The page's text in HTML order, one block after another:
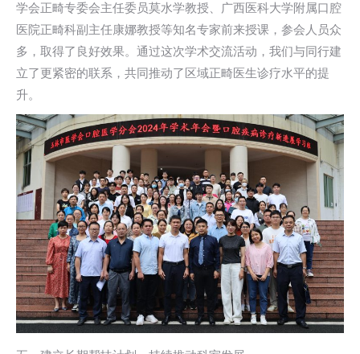
学会正畸专委会主任委员莫水学教授、广西医科大学附属口腔
医院正畸科副主任康娜教授等知名专家前来授课，参会人员众
多，取得了良好效果。通过这次学术交流活动，我们与同行建
立了更紧密的联系，共同推动了区域正畸医生诊疗水平的提
升。